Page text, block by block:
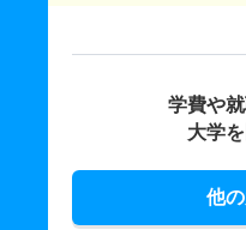
学費や
大学
他